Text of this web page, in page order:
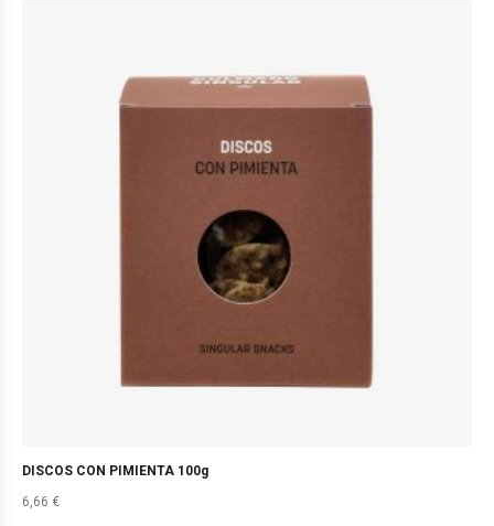
DISCOS CON PIMIENTA 100g
6,66 €